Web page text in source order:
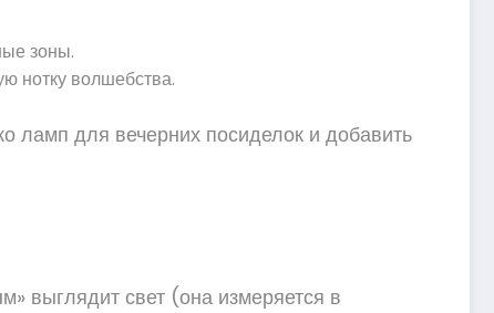
зоны.
нотку волшебства.
ламп для вечерних посиделок и добавить
выглядит свет (она измеряется в